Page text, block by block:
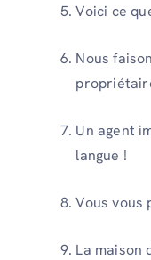
Voici ce
Nous
Un agent
langue !
Vous vous
La maison